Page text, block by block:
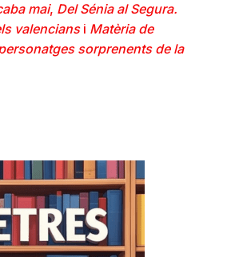
mai, Del Sénia al Segura.
valencians i Matèria de
sorprenents de la